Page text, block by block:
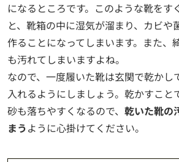
になるところです。このような靴をす
と、靴箱の中に湿気が溜まり、カビや
作ることになってしまいます。また、
も汚れてしまいますよね。
なので、一度履いた靴は玄関で乾かし
入れるようにしましょう。乾かすこと
砂も落ちやすくなるので、 乾いた靴の
まうように心掛けてください。